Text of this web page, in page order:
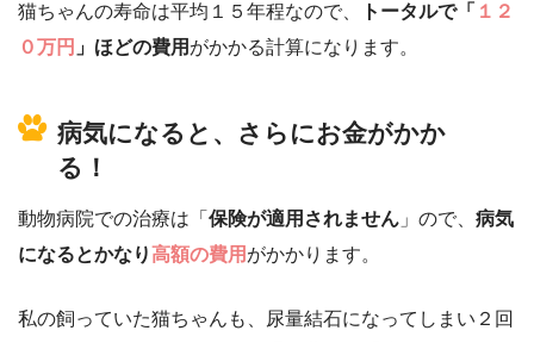
猫ちゃんの寿命は平均１５年程なので、
トータルで「 １２
０万円 」ほどの費用 がかかる計算になります。
病気になると、さらにお金がかか
る！
動物病院での治療は「 保険が適用されません 」ので、 病気
になるとかなり高額の費用 がかかります。
私の飼っていた猫ちゃんも、尿量結石になってしまい２回